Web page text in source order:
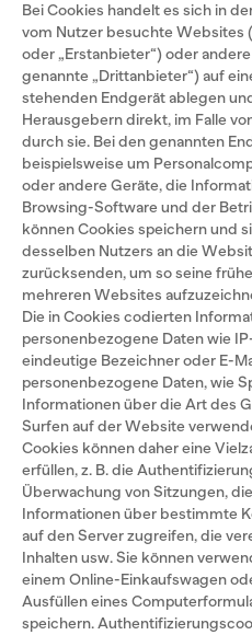
Bei Cookies handelt es sich in
vom Nutzer besuchte Websites
oder „Erstanbieter“) oder
genannte „Drittanbieter“) auf
stehenden Endgerät ablegen
Herausgebern direkt, im Falle
durch sie. Bei den genannten
beispielsweise um
oder andere Geräte, die
Browsing-Software und der
können Cookies speichern und
desselben Nutzers an die
zurücksenden, um so seine
mehreren Websites
Die in Cookies codierten
personenbezogene Daten wie
eindeutige Bezeichner oder E-
personenbezogene Daten, wie
Informationen über die Art des
Surfen auf der Website
Cookies können daher eine
erfüllen, z. B. die
Überwachung von Sitzungen,
Informationen über bestimmte
auf den Server zugreifen, die
Inhalten usw. Sie können
einem Online-Einkaufswagen
Ausfüllen eines
speichern.